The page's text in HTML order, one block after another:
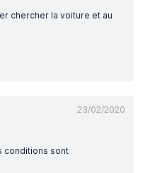
chercher la voiture et au
23/02/2020
conditions sont